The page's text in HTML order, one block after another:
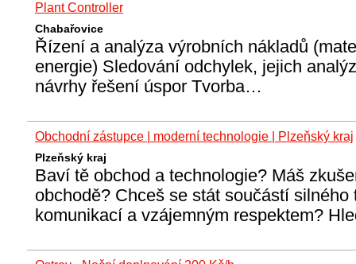
Plant Controller
Chabařovice
Řízení a analýza výrobních nákladů
energie) Sledování odchylek, jejich
návrhy řešení úspor Tvorba…
Obchodní zástupce | moderní technologie | Plzeňský kraj
Plzeňský kraj
Baví tě obchod a technologie? Máš
obchodě? Chceš se stát součástí silného
komunikací a vzájemným respektem?